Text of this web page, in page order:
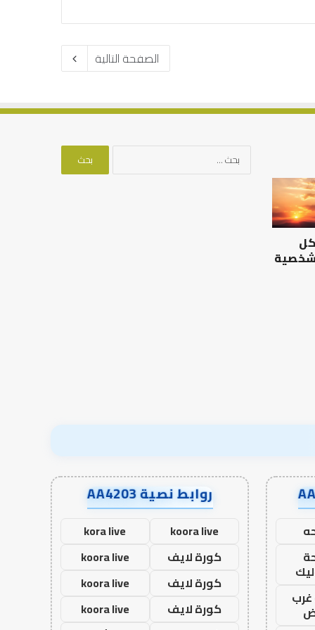
الصفحة التالية
التوازن
بين
عمل
الدنيا
وطلب
الآخرة
شخصية
البحث
روابط نصية AA4203
koora live
kora live
كورة لايف
koora live
كورة لايف
koora live
كورة لايف
koora live